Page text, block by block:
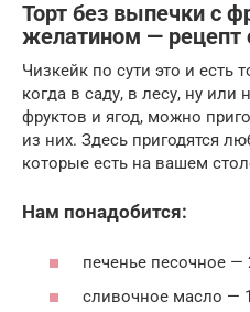
Торт без выпечки с
желатином — рецепт
Чизкейк по сути это и есть
когда в саду, в лесу, ну или
фруктов и ягод, можно
из них. Здесь пригодятся
которые есть на вашем
Нам понадобится:
печенье песочное —
сливочное масло —